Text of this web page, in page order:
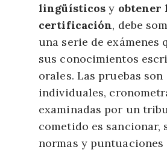
lingüísticos y obtener
certificación, debe
una serie de exámenes
sus conocimientos
orales. Las pruebas son
individuales,
examinadas por un
cometido es sancionar,
normas y puntuaciones